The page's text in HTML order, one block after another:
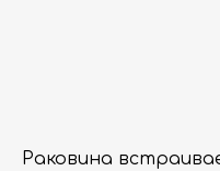
Раковина